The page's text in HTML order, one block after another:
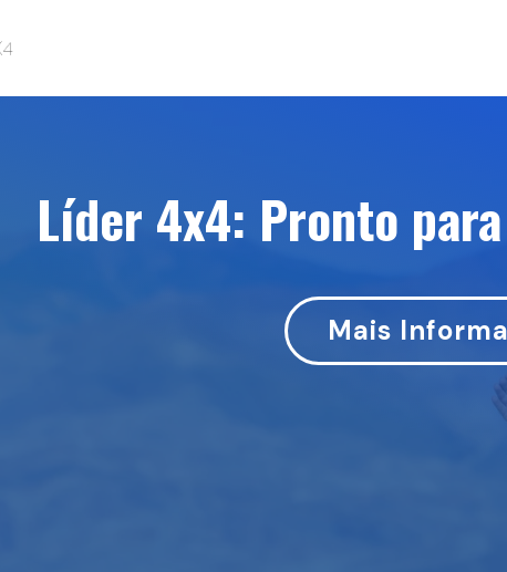
Líder 4x4: Pronto
Mais